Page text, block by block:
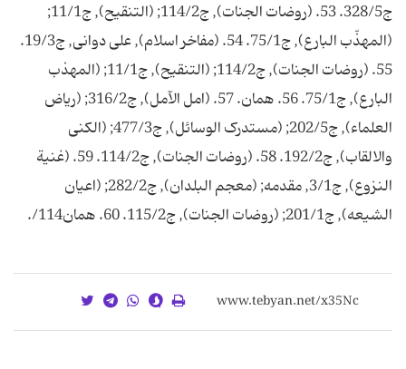
ج328/5. 53. (روضات الجنات), ج114/2; (التنقيح), ج11/1;
(المهذّب البارع), ج75/1. 54. (مفاخر اسلام), على دوانى, ج19/3.
55. (روضات الجنات), ج114/2; (التنقيح), ج11/1; (المهذب
البارع), ج75/1. 56. همان. 57. (امل الآمل), ج316/2; (رياض
العلماء), ج202/5; (مستدرک الوسائل), ج477/3; (الکنى
والالقاب), ج192/2. 58. (روضات الجنات), ج114/2. 59. (غنية
النزوع), ج3/1, مقدمه; (معجم البلدان), ج282/2; (اعيان
الشيعه), ج201/1; (روضات الجنات), ج115/2. 60. همان114/.